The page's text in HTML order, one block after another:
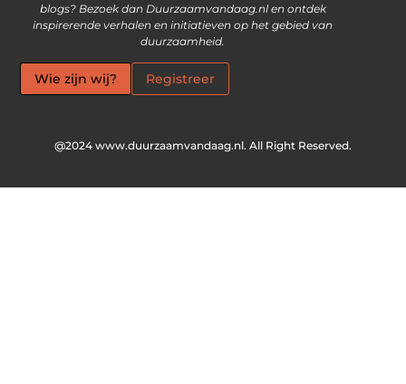
blogs? Bezoek dan Duurzaamvandaag.nl en ontdek
inspirerende verhalen en initiatieven op het gebied van
duurzaamheid.
Wie zijn wij? Registreer
@2024 www.duurzaamvandaag.nl. All Right Reserved.